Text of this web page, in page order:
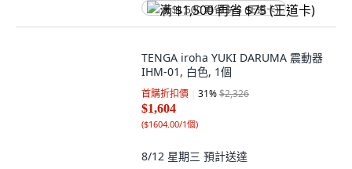
满 $1,500 再省 $75 (王道卡)
TENGA iroha YUKI DARUMA 震動器
IHM-01, 白色, 1個
首購折扣價 31%$2,326
$1,604
($1604.00/1個)
8/12 星期三 預計送達